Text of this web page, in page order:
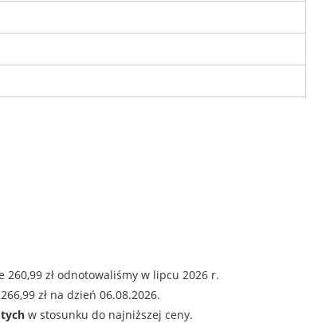
zł odnotowaliśmy w lipcu 2026 r.
zł na dzień 06.08.2026.
w stosunku do najniższej ceny.